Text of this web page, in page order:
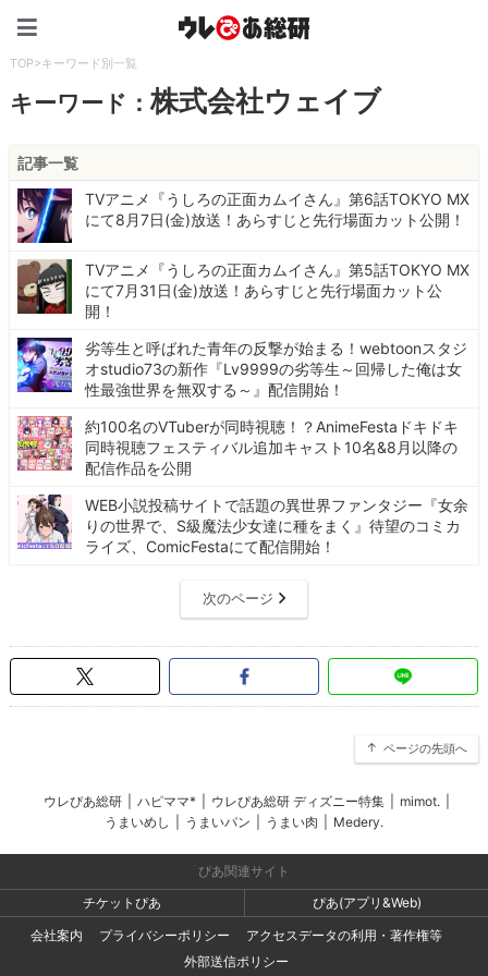
TOP>キーワード別一覧
キーワード：株式会社ウェイブ
記事一覧
TVアニメ『うしろの正面カムイさん』第6話TOKYO MX
にて8月7日(金)放送！あらすじと先行場面カット公開！
TVアニメ『うしろの正面カムイさん』第5話TOKYO MX
にて7月31日(金)放送！あらすじと先行場面カット公
開！
劣等生と呼ばれた青年の反撃が始まる！webtoonスタジ
オstudio73の新作『Lv9999の劣等生～回帰した俺は女
性最強世界を無双する～』配信開始！
約100名のVTuberが同時視聴！？AnimeFestaドキドキ
同時視聴フェスティバル追加キャスト10名&8月以降の
配信作品を公開
WEB小説投稿サイトで話題の異世界ファンタジー『女余
りの世界で、S級魔法少女達に種をまく』待望のコミカ
ライズ、ComicFestaにて配信開始！
次のページ
ページの先頭へ
ウレぴあ総研 ハピママ* ウレぴあ総研 ディズニー特集 mimot.
うまいめし
うまいパン うまい肉 Medery.
ぴあ関連サイト
チケットぴあ
ぴあ(アプリ&Web)
会社案内
プライバシーポリシー
アクセスデータの利用・著作権等
外部送信ポリシー